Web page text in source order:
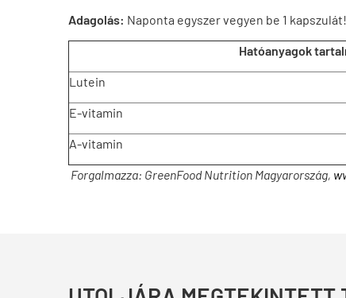
Adagolás: Naponta egyszer vegyen be 1 kapszulát!
Hatóanyagok
Lutein
E-vitamin
A-vitamin
Forgalmazza: GreenFood Nutrition Magyarország,